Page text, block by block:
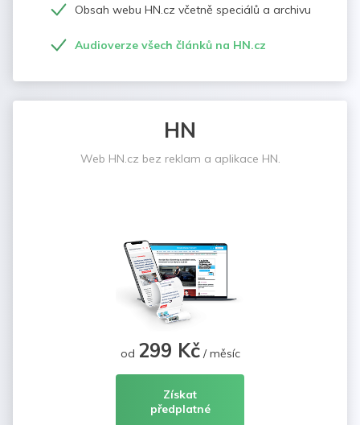
Obsah webu HN.cz včetně speciálů a archivu
Audioverze všech článků na HN.cz
HN
Web HN.cz bez reklam a aplikace HN.
od 299 Kč/ měsíc
Získat
předplatné